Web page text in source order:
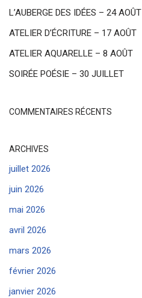
L’AUBERGE DES IDÉES – 24 AOÛT
ATELIER D’ÉCRITURE – 17 AOÛT
ATELIER AQUARELLE – 8 AOÛT
SOIRÉE POÉSIE – 30 JUILLET
COMMENTAIRES RÉCENTS
ARCHIVES
juillet 2026
juin 2026
mai 2026
avril 2026
mars 2026
février 2026
janvier 2026